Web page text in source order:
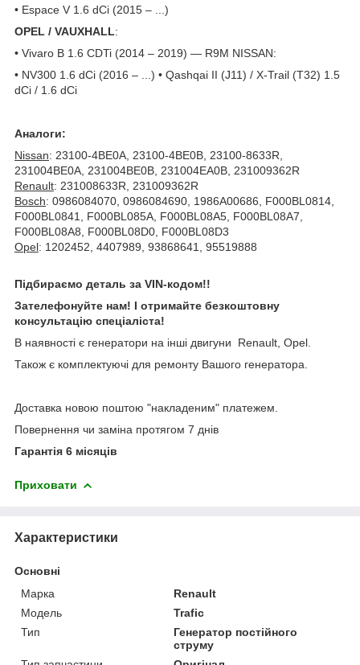
• Espace V 1.6 dCi (2015 – ...)
OPEL / VAUXHALL:
• Vivaro B 1.6 CDTi (2014 – 2019) — R9M NISSAN:
• NV300 1.6 dCi (2016 – ...) • Qashqai II (J11) / X-Trail (T32) 1.5
dCi / 1.6 dCi
Аналоги:
Nissan: 23100-4BE0A, 23100-4BE0B, 23100-8633R,
231004BE0A, 231004BE0B, 231004EA0B, 231009362R
Renault: 231008633R, 231009362R
Bosch: 0986084070, 0986084690, 1986A00686, F000BL0814,
F000BL0841, F000BL085A, F000BL08A5, F000BL08A7,
F000BL08A8, F000BL08D0, F000BL08D3
Opel: 1202452, 4407989, 93868641, 95519888
Підбираємо деталь за VIN-кодом!!
Зателефонуйте нам! І отримайте безкоштовну
консультацію спеціаліста!
В наявності є генератори на інші двигуни Renault, Opel.
Також є комплектуючі для ремонту Вашого генератора.
Доставка новою поштою "накладеним" платежем.
Повернення чи заміна протягом 7 днів
Гарантія 6 місяців
Приховати
Характеристики
Основні
Марка
Renault
Модель
Trafic
Тип
Генератор постійного
струму